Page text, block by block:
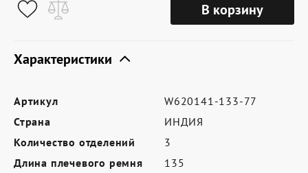
Условия доставки
Сертификат Dr.Koffer
Где купить
Партнерам
В корзину
Характеристики
Артикул
W620141-133-77
Страна
ИНДИЯ
Количество отделений
3
Длина плечевого ремня
135